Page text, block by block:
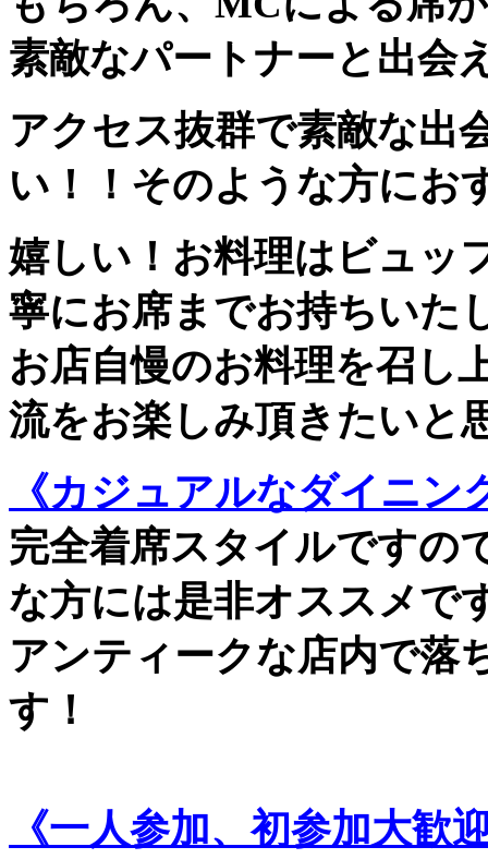
素敵なパートナーと出会
アクセス抜群で素敵な出
い！！そのような方にお
嬉しい！お料理はビュッ
寧にお席までお持ちいた
お店自慢のお料理を召し
流をお楽しみ頂きたいと
《カジュアルなダイニ
完全着席スタイルですの
な方には是非オススメで
アンティークな店内で落
す！
《一人参加、初参加大歓